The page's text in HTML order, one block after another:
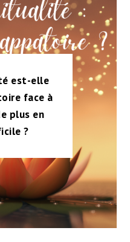
est-elle
face à
plus en
?